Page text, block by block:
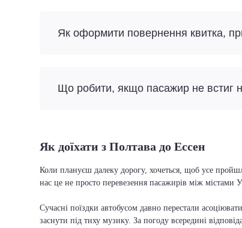
Як оформити повернення квитка,
Що робити, якщо пасажир не встиг
Як доїхати з Полтава до Ессен
Коли плануєш далеку дорогу, хочеться, щоб усе
нас це не просто перевезення пасажирів між містами
Сучасні поїздки автобусом давно перестали
заснути під тиху музику. За погоду всередині